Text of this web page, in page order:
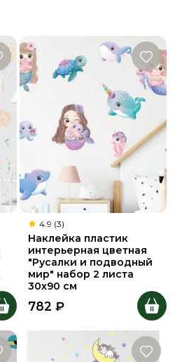
4.9 (3)
Наклейка пластик
интерьерная цветная
"Русалки и подводный
мир" набор 2 листа
30х90 см
782 ₽